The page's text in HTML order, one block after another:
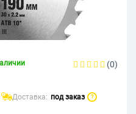
(0)
Доставка: под заказ ?